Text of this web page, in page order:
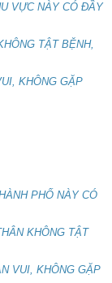
VỰC NÀY CÓ ĐẦY
TẬT BỆNH,
KHÔNG GẶP
PHỐ NÀY CÓ
KHÔNG TẬT
VUI, KHÔNG GẶP